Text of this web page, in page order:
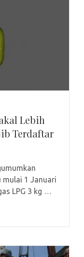
Lebih
Terdaftar
mulai 1 Januari
LPG 3 kg …